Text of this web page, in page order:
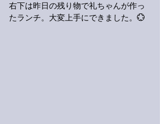
右下は昨日の残り物で礼ちゃんが作っ
たランチ。大変上手にできました。💮